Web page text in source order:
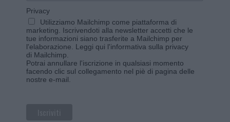
Privacy
Utilizziamo Mailchimp come piattaforma di
marketing. Iscrivendoti alla newsletter accetti che le
tue informazioni siano trasferite a Mailchimp per
l'elaborazione. Leggi qui l'informativa sulla privacy
di Mailchimp
Potrai annullare l'iscrizione in qualsiasi momento
facendo clic sul collegamento nel piè di pagina delle
nostre e-mail.